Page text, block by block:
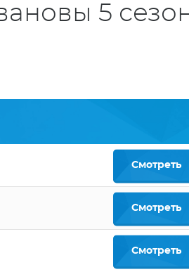
5
Смотреть
Смотреть
Смотреть